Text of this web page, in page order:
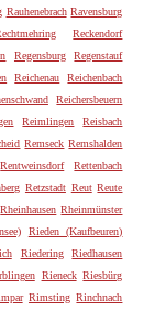
Rauhenebrach Ravensburg
Reckendorf
Regensburg
Regenstauf
Reichenau
Reichenbach
Reichersbeuern
Reimlingen
Reisbach
Remseck Remshalden
Rentweinsdorf
Rettenbach
Retzstadt Reut Reute
Rheinhausen Rheinmünster
Rieden (Kaufbeuren)
Riedering
Riedhausen
Rieneck Riesbürg
Rimsting Rinchnach